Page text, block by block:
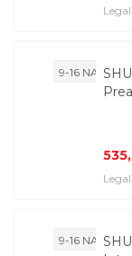
9-16 NAP
9-16 NAP